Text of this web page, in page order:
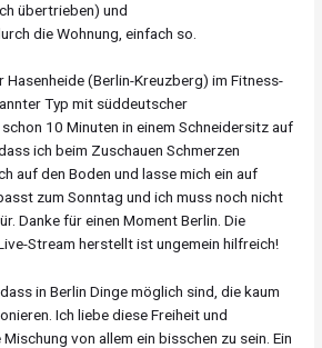
übertrieben) und
die Wohnung, einfach so.
Hasenheide (Berlin-Kreuzberg) im Fitness-
Typ mit süddeutscher
10 Minuten in einem Schneidersitz auf
ich beim Zuschauen Schmerzen
auf den Boden und lasse mich ein auf
zum Sonntag und ich muss noch nicht
Danke für einen Moment Berlin. Die
Stream herstellt ist ungemein hilfreich!
in Berlin Dinge möglich sind, die kaum
Ich liebe diese Freiheit und
von allem ein bisschen zu sein. Ein